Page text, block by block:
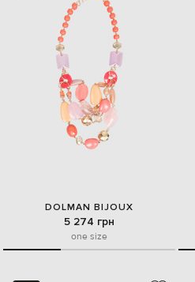
DOLMAN BIJOUX
5 274 грн
one size